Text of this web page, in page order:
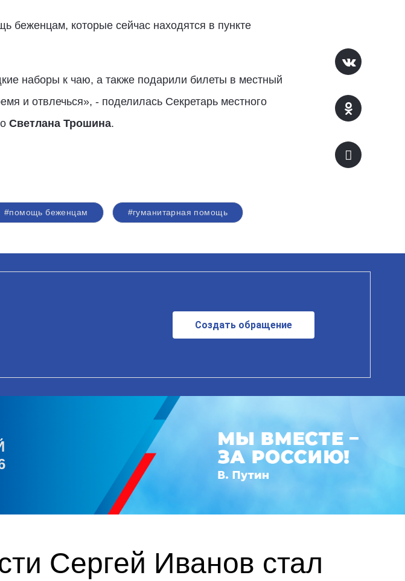
беженцам, которые сейчас находятся в пункте
наборы к чаю, а также подарили билеты в местный
и отвлечься», - поделилась Секретарь местного
Светлана Трошина.
#помощь беженцам #гуманитарная помощь
Создать обращение
Сергей Иванов стал